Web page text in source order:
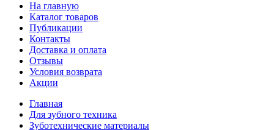
На главную
Каталог товаров
Публикации
Контакты
Доставка и оплата
Отзывы
Условия возврата
Акции
Главная
Для зубного техника
Зуботехнические материалы